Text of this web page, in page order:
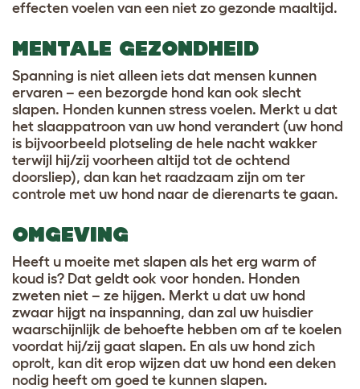
effecten voelen van een niet zo gezonde maaltijd.
MENTALE GEZONDHEID
Spanning is niet alleen iets dat mensen kunnen
ervaren – een bezorgde hond kan ook slecht
slapen. Honden kunnen stress voelen. Merkt u dat
het slaappatroon van uw hond verandert (uw hond
is bijvoorbeeld plotseling de hele nacht wakker
terwijl hij/zij voorheen altijd tot de ochtend
doorsliep), dan kan het raadzaam zijn om ter
controle met uw hond naar de dierenarts te gaan.
OMGEVING
Heeft u moeite met slapen als het erg warm of
koud is? Dat geldt ook voor honden. Honden
zweten niet – ze hijgen. Merkt u dat uw hond
zwaar hijgt na inspanning, dan zal uw huisdier
waarschijnlijk de behoefte hebben om af te koelen
voordat hij/zij gaat slapen. En als uw hond zich
oprolt, kan dit erop wijzen dat uw hond een deken
nodig heeft om goed te kunnen slapen.